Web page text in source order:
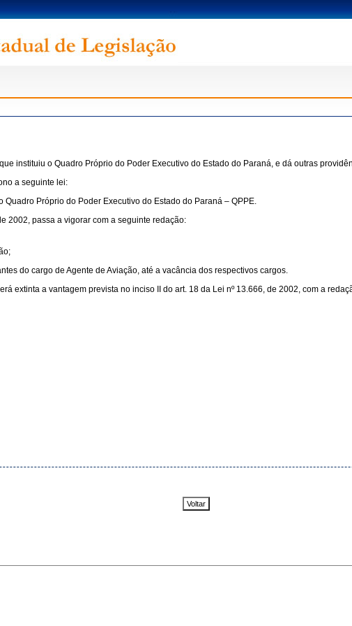
instituiu o Quadro Próprio do Poder Executivo do Estado do Paraná, e dá outras
a seguinte lei:
Próprio do Poder Executivo do Estado do Paraná – QPPE.
2002, passa a vigorar com a seguinte redação:
do cargo de Agente de Aviação, até a vacância dos respectivos cargos.
extinta a vantagem prevista no inciso II do art. 18 da Lei nº 13.666, de 2002, com a